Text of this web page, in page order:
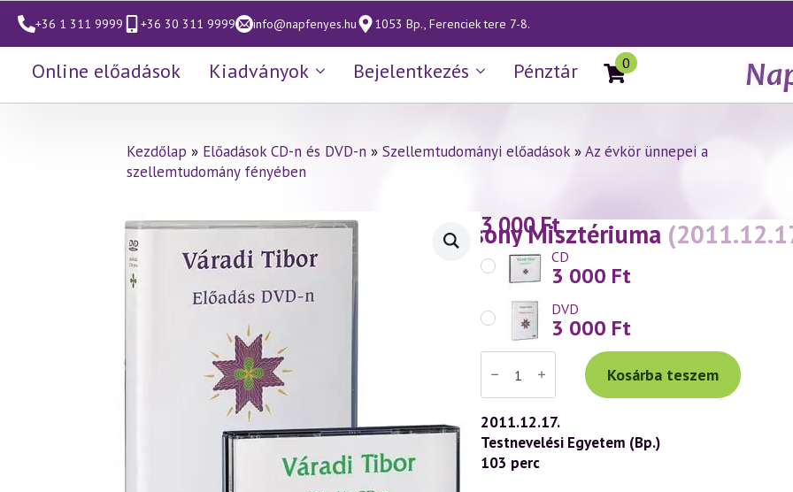
+36 1 311 9999 +36 30 311 9999 info@napfenyes.hu 1053 Bp., Ferenciek tere 7-8.
Online előadások Kiadványok Bejelentkezés Pénztár 0
Kezdőlap » Előadások CD-n és DVD-n » Szellemtudományi előadások»Az évkör ünnepei a
szellemtudomány fényében
Váradi Tibor előadás (592) — Karácsony Misztériuma
3 000Ft
CD
3 000 Ft
DVD
3 000 Ft
Váradi
Tibor
előadás
(592)
—
Karácsony
Misztériuma
(2011.12.17.)
mennyiség
Kosárba teszem
2011.12.17.
Testnevelési Egyetem (Bp.)
103 perc